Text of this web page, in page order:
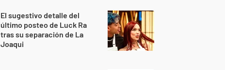
El sugestivo detalle del
último posteo de Luck Ra
tras su separación de La
Joaqui